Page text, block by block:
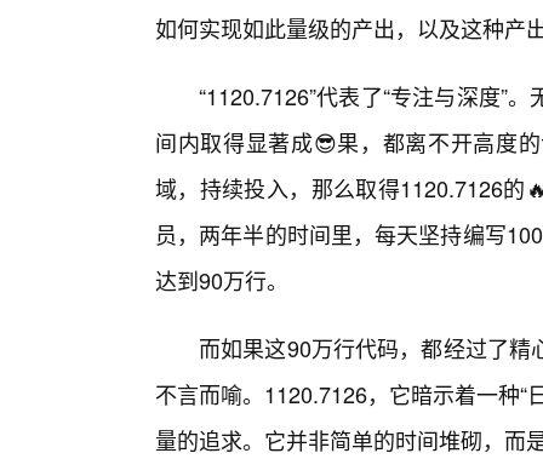
如何实现如此量级的产出，以及这种产
“1120.7126”代表了“专注与深度”
间内取得显著成😎果，都离不开高度
域，持续投入，那么取得1120.7126的
员，两年半的时间里，每天坚持编写
达到90万行。
而如果这90万行代码，都经过了
不言而喻。1120.7126，它暗示着一种“
量的追求。它并非简单的时间堆砌，而